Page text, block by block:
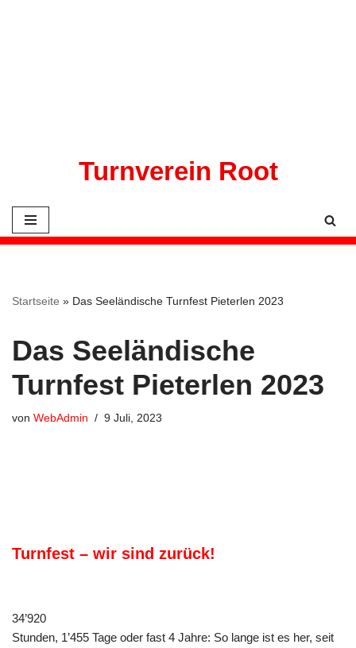
Turnverein Root
Startseite » Das Seeländische Turnfest Pieterlen 2023
Das Seeländische
Turnfest Pieterlen 2023
von WebAdmin 9 Juli, 2023
Turnfest – wir sind zurück!
34’920
Stunden, 1’455 Tage oder fast 4 Jahre: So lange ist es her, seit